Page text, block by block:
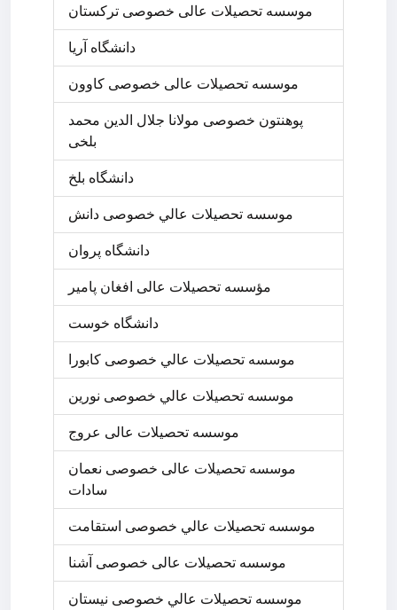
موسسه تحصیلات عالی خصوصی ترکستان
دانشگاه آریا
موسسه تحصیلات عالی خصوصی کاوون
پوهنتون خصوصی مولانا جلال الدین محمد
بلخی
دانشگاه بلخ
موسسه تحصيلات عالي خصوصی دانش
دانشگاه پروان
مؤسسه تحصیلات عالی افغان پامیر
دانشگاه خوست
موسسه تحصيلات عالي خصوصی کابورا
موسسه تحصيلات عالي خصوصی نورین
موسسه تحصیلات عالی عروج
موسسه تحصیلات عالی خصوصی نعمان
سادات
موسسه تحصيلات عالي خصوصی استقامت
موسسه تحصیلات عالی خصوصی آشنا
موسسه تحصيلات عالي خصوصی نیستان